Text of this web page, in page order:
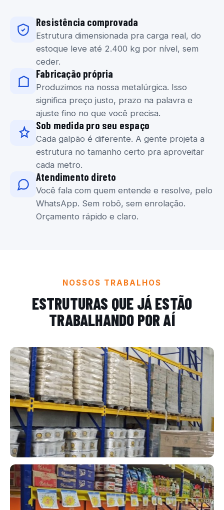
Resistência comprovada
Estrutura dimensionada pra carga real, do
estoque leve até 2.400 kg por nível, sem
ceder.
Fabricação própria
Produzimos na nossa metalúrgica. Isso
significa preço justo, prazo na palavra e
ajuste fino no que você precisa.
Sob medida pro seu espaço
Cada galpão é diferente. A gente projeta a
estrutura no tamanho certo pra aproveitar
cada metro.
Atendimento direto
Você fala com quem entende e resolve, pelo
WhatsApp. Sem robô, sem enrolação.
Orçamento rápido e claro.
NOSSOS TRABALHOS
ESTRUTURAS QUE JÁ ESTÃO
TRABALHANDO POR AÍ